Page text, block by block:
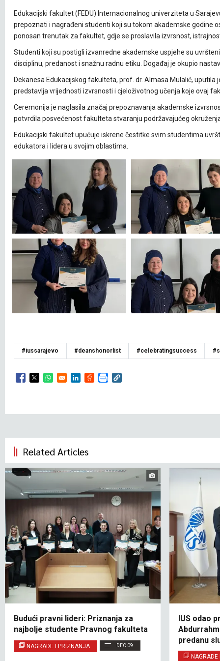
Edukacijski fakultet (FEDU) Internacionalnog univerziteta u
prepoznati i nagrađeni studenti koji su tokom akademske godine
ponosan trenutak za fakultet, gdje se proslavila izvrsnost,
Studenti koji su postigli izvanredne akademske uspjehe su
disciplinu, predanost i snažnu radnu etiku. Događaj je okupio
Dekanesa Edukacijskog fakulteta, prof. dr. Almasa Mulalić,
predstavlja vrijednosti izvrsnosti i cjeloživotnog učenja koje ovaj
Ceremonija je naglasila značaj prepoznavanja akademske
potvrdila posvećenost fakulteta stvaranju podržavajućeg
Edukacijski fakultet upućuje iskrene čestitke svim studentima
edukatora i lidera u svojim oblastima.
#iussarajevo #deanshonorlist #celebratingsuccess
Opens in a new window
Opens in a new window
Opens in a new window
Opens in a new window
Opens in a new window
Related Articles
Budući pravni lideri: Priznanja za
najbolje studente Pravnog fakulteta
NAGRADE I PRIZNANJA DEC 09
IUS odao
predanu